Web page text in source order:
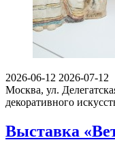
2026-06-12 2026-07-12
Москва, ул.
декоративного
Выставка